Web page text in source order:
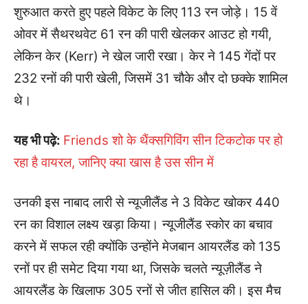
शुरुआत करते हुए पहले विकेट के लिए 113 रन जोड़े। 15 वें
ओवर में सैथरथवेट 61 रन की पारी खेलकर आउट हो गयी,
लेकिन केर (Kerr) ने खेल जारी रखा। केर ने 145 गेंदों पर
232 रनों की पारी खेली, जिसमें 31 चौके और दो छक्के शामिल
थे।
यह भी पढ़े: Friends शो के थैंक्सगिविंग सीन टिकटोक पर हो
रहा है वायरल, जानिए क्या खास है उस सीन में
उनकी इस नाबाद लारी से न्यूजीलैंड ने 3 विकेट खोकर 440
रन का विशाल लक्ष्य खड़ा किया। न्यूजीलैंड स्कोर का बचाव
करने में सफल रही क्योंकि उन्होंने मेजबान आयरलैंड को 135
रनों पर ही समेट दिया गया था, जिसके चलते न्यूज़ीलैंड ने
आयरलैंड के खिलाफ 305 रनों से जीत हासिल की। इस मैच